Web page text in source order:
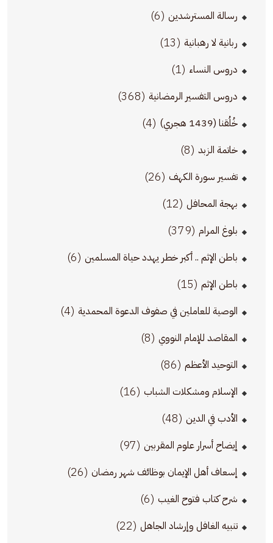
رسالة المسترشدين (6)
ربانية لا رهبانية (13)
دروس النساء (1)
دروس التفسير الرمضانية (368)
خُلُقنا (1439 هجري) (4)
خاتمة الزبد (8)
تفسير سورة الكهف (26)
بهجة المحافل (12)
بلوغ المرام (379)
باطن الإثم .. أكبر خطر يهدد حياة المسلمين (6)
باطن الإثم (15)
الوصية للعاملين في صفوف الدعوة المحمدية (4)
المقاصد للإمام النووي (8)
التوحيد الأعظم (86)
الإسلام ومشكلات الشباب (16)
الأدب في الدين (48)
إيضاح أسرار علوم المقربين (97)
إسعاف أهل الإيمان بوظائف شهر رمضان (26)
شرح كتاب فتوح الغيب (6)
تنبيه الغافل وإرشاد الجاهل (22)